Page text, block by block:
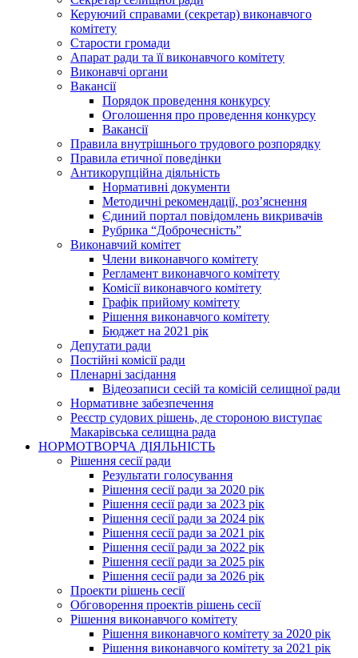
Керуючий справами (секретар) виконавчого
комітету
Старости громади
Апарат ради та її виконавчого комітету
Виконавчі органи
Вакансії
Порядок проведення конкурсу
Оголошення про проведення конкурсу
Вакансії
Правила внутрішнього трудового розпорядку
Правила етичної поведінки
Антикорупційна діяльність
Нормативні документи
Методичні рекомендації, роз’яснення
Єдиний портал повідомлень викривачів
Рубрика “Доброчесність”
Виконавчий комітет
Члени виконавчого комітету
Регламент виконавчого комітету
Комісії виконавчого комітету
Графік прийому комітету
Рішення виконавчого комітету
Бюджет на 2021 рік
Депутати ради
Постійні комісії ради
Пленарні засідання
Відеозаписи сесій та комісій селищної ради
Нормативне забезпечення
Реєстр судових рішень, де стороною виступає
Макарівська селищна рада
НОРМОТВОРЧА ДІЯЛЬНІСТЬ
Рішення сесії ради
Результати голосування
Рішення сесії ради за 2020 рік
Рішення сесії ради за 2023 рік
Рішення сесії ради за 2024 рік
Рішення сесії ради за 2021 рік
Рішення сесії ради за 2022 рік
Рішення сесії ради за 2025 рік
Рішення сесії ради за 2026 рік
Проекти рішень сесії
Обговорення проектів рішень сесії
Рішення виконавчого комітету
Рішення виконавчого комітету за 2020 рік
Рішення виконавчого комітету за 2021 рік